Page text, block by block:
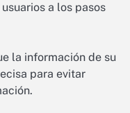
a los pasos
la información de su
para evitar